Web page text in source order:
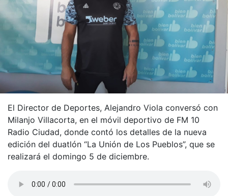
El Director de Deportes, Alejandro Viola conversó con
Milanjo Villacorta, en el móvil deportivo de FM 10
Radio Ciudad, donde contó los detalles de la nueva
edición del duatlón “La Unión de Los Pueblos”, que se
realizará el domingo 5 de diciembre.